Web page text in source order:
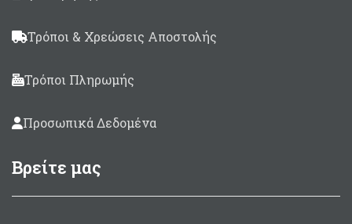
Τρόποι & Χρεώσεις Αποστολής
Τρόποι Πληρωμής
Προσωπικά Δεδομένα
Βρείτε μας